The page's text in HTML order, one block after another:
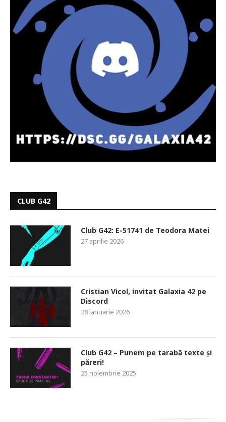
CLUB G42
Club G42: E-51741 de Teodora Matei
27 aprilie 2026
Cristian Vicol, invitat Galaxia 42 pe
Discord
28 ianuarie 2026
Club G42 – Punem pe tarabă texte și
păreri!
25 noiembrie 2025